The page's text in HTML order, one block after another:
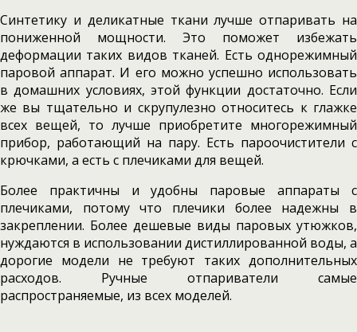
Синтетику и деликатные ткани лучше отпаривать на
пониженной мощности. Это поможет избежать
деформации таких видов тканей. Есть однорежимный
паровой аппарат. И его можно успешно использовать
в домашних условиях, этой функции достаточно. Если
же вы тщательно и скрупулезно относитесь к глажке
всех вещей, то лучше приобретите многорежимный
прибор, работающий на пару. Есть пароочистители с
крючками, а есть с плечиками для вещей.
Более практичны и удобны паровые аппараты с
плечиками, потому что плечики более надежны в
закреплении. Более дешевые виды паровых утюжков,
нуждаются в использовании дистиллированной воды, а
дорогие модели не требуют таких дополнительных
расходов. Ручные отпариватели самые
распространяемые, из всех моделей.